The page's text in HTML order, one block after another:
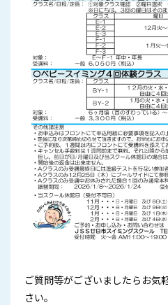
ご質問等がございましたらお気
さい。